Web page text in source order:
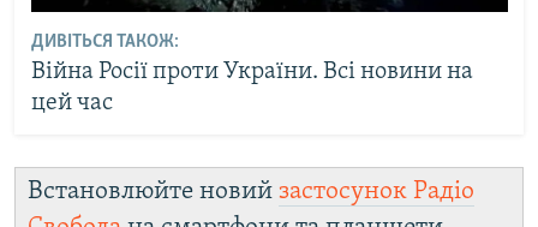
ДИВІТЬСЯ ТАКОЖ:
Війна Росії проти України. Всі новини на
цей час
Встановлюйте новий застосунок Радіо